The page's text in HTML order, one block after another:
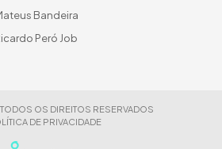
Bandeira
Peró Job
TODOS OS DIREITOS RESERVADOS
DE PRIVACIDADE